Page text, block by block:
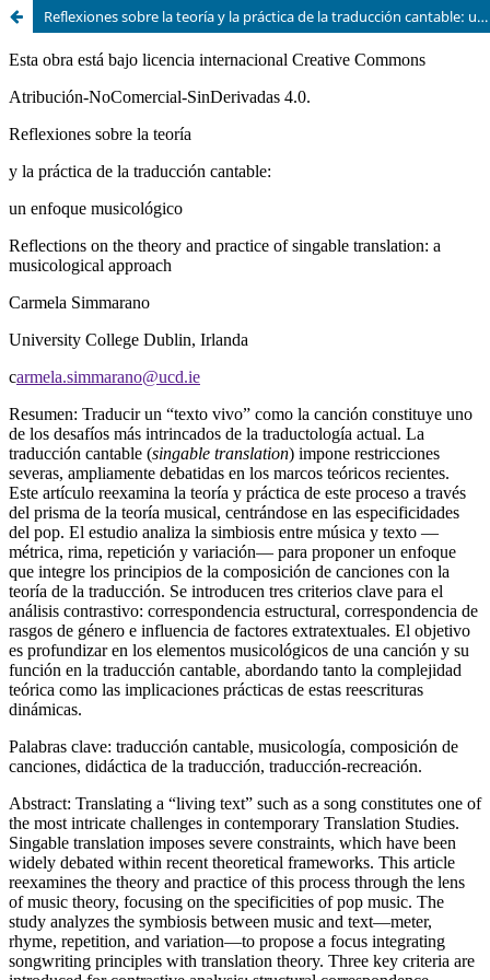
Reflexiones sobre la teoría y la práctica de la traducción cantable: un enfoque musicológico